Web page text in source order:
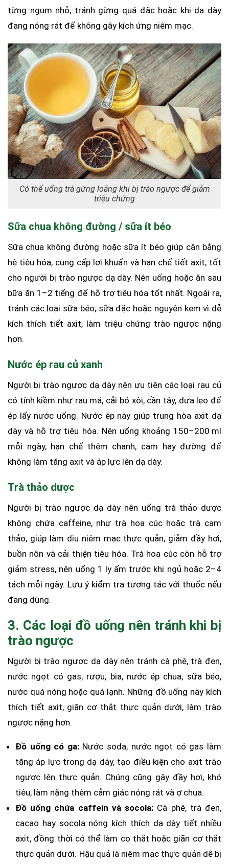
từng ngụm nhỏ, tránh gừng quá đặc hoặc khi dạ dày
đang nóng rát để không gây kích ứng niêm mạc.
Có thể uống trà gừng loãng khi bị trào ngược để giảm
triệu chứng
Sữa chua không đường / sữa ít béo
Sữa chua không đường hoặc sữa ít béo giúp cân bằng
hệ tiêu hóa, cung cấp lợi khuẩn và hạn chế tiết axit, tốt
cho người bị trào ngược dạ dày. Nên uống hoặc ăn sau
bữa ăn 1–2 tiếng để hỗ trợ tiêu hóa tốt nhất. Ngoài ra,
tránh các loại sữa béo, sữa đặc hoặc nguyên kem vì dễ
kích thích tiết axit, làm triệu chứng trào ngược nặng
hơn.
Nước ép rau củ xanh
Người bị trào ngược dạ dày nên ưu tiên các loại rau củ
có tính kiềm như rau má, cải bó xôi, cần tây, dưa leo để
ép lấy nước uống. Nước ép này giúp trung hòa axit dạ
dày và hỗ trợ tiêu hóa. Nên uống khoảng 150–200 ml
mỗi ngày, hạn chế thêm chanh, cam hay đường để
không làm tăng axit và áp lực lên dạ dày.
Trà thảo dược
Người bị trào ngược dạ dày nên uống trà thảo dược
không chứa caffeine, như trà hoa cúc hoặc trà cam
thảo, giúp làm dịu niêm mạc thực quản, giảm đầy hơi,
buồn nôn và cải thiện tiêu hóa. Trà hoa cúc còn hỗ trợ
giảm stress, nên uống 1 ly ấm trước khi ngủ hoặc 2–4
tách mỗi ngày. Lưu ý kiểm tra tương tác với thuốc nếu
đang dùng.
3. Các loại đồ uống nên tránh khi bị
trào ngược
Người bị trào ngược dạ dày nên tránh cà phê, trà đen,
nước ngọt có gas, rượu, bia, nước ép chua, sữa béo,
nước quá nóng hoặc quá lạnh. Những đồ uống này kích
thích tiết axit, giãn cơ thắt thực quản dưới, làm trào
ngược nặng hơn.
Đồ uống có ga:Nước soda, nước ngọt có gas làm
tăng áp lực trong dạ dày, tạo điều kiện cho axit trào
ngược lên thực quản. Chúng cũng gây đầy hơi, khó
tiêu, làm nặng thêm cảm giác nóng rát và ợ chua.
Đồ uống chứa caffein và socola: Cà phê, trà đen,
cacao hay socola nóng kích thích dạ dày tiết nhiều
axit, đồng thời có thể làm co thắt hoặc giãn cơ thắt
thực quản dưới. Hậu quả là niêm mạc thực quản dễ bị